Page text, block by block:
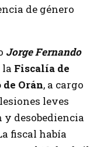
de género
Jorge Fernando
la Fiscalía de
Orán, a cargo
leves
y desobediencia
fiscal había